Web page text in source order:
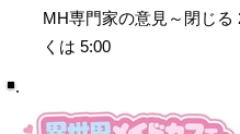
MH専門家の意見～閉じる
くは 5:00